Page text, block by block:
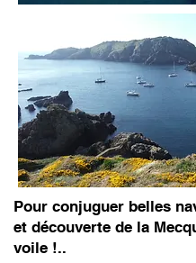
Pour conjuguer belles
et découverte de la
voile !..